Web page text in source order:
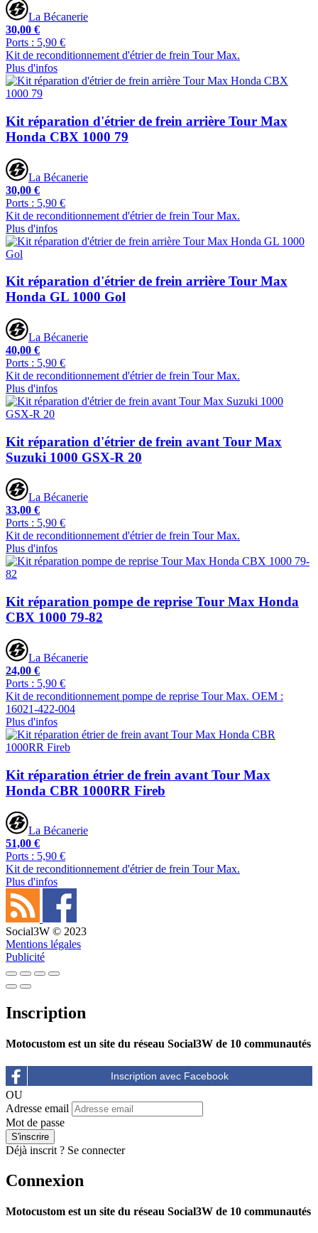
La Bécanerie
30,00 €
Ports : 5,90 €
Kit de reconditionnement d'étrier de frein Tour Max.
Plus d'infos
Kit réparation d'étrier de frein arrière Tour Max
Honda CBX 1000 79
La Bécanerie
30,00 €
Ports : 5,90 €
Kit de reconditionnement d'étrier de frein Tour Max.
Plus d'infos
Kit réparation d'étrier de frein arrière Tour Max
Honda GL 1000 Gol
La Bécanerie
40,00 €
Ports : 5,90 €
Kit de reconditionnement d'étrier de frein Tour Max.
Plus d'infos
Kit réparation d'étrier de frein avant Tour Max
Suzuki 1000 GSX-R 20
La Bécanerie
33,00 €
Ports : 5,90 €
Kit de reconditionnement d'étrier de frein Tour Max.
Plus d'infos
Kit réparation pompe de reprise Tour Max Honda
CBX 1000 79-82
La Bécanerie
24,00 €
Ports : 5,90 €
Kit de reconditionnement pompe de reprise Tour Max. OEM :
16021-422-004
Plus d'infos
Kit réparation étrier de frein avant Tour Max
Honda CBR 1000RR Fireb
La Bécanerie
51,00 €
Ports : 5,90 €
Kit de reconditionnement d'étrier de frein Tour Max.
Plus d'infos
Social3W © 2023
Mentions légales
Publicité
Inscription
Motocustom est un site du réseau Social3W de 10 communautés
OU
Adresse email
Mot de passe
Déjà inscrit ? Se connecter
Connexion
Motocustom est un site du réseau Social3W de 10 communautés